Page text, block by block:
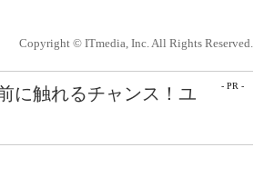
Copyright © ITmedia, Inc. All Rights Reserved.
- PR -
に触れるチャンス！ユ